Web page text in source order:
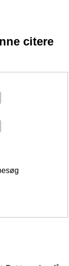
citere